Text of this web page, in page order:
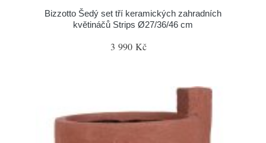
Bizzotto Šedý set tří keramických zahradních
květináčů Strips Ø27/36/46 cm
3 990 Kč